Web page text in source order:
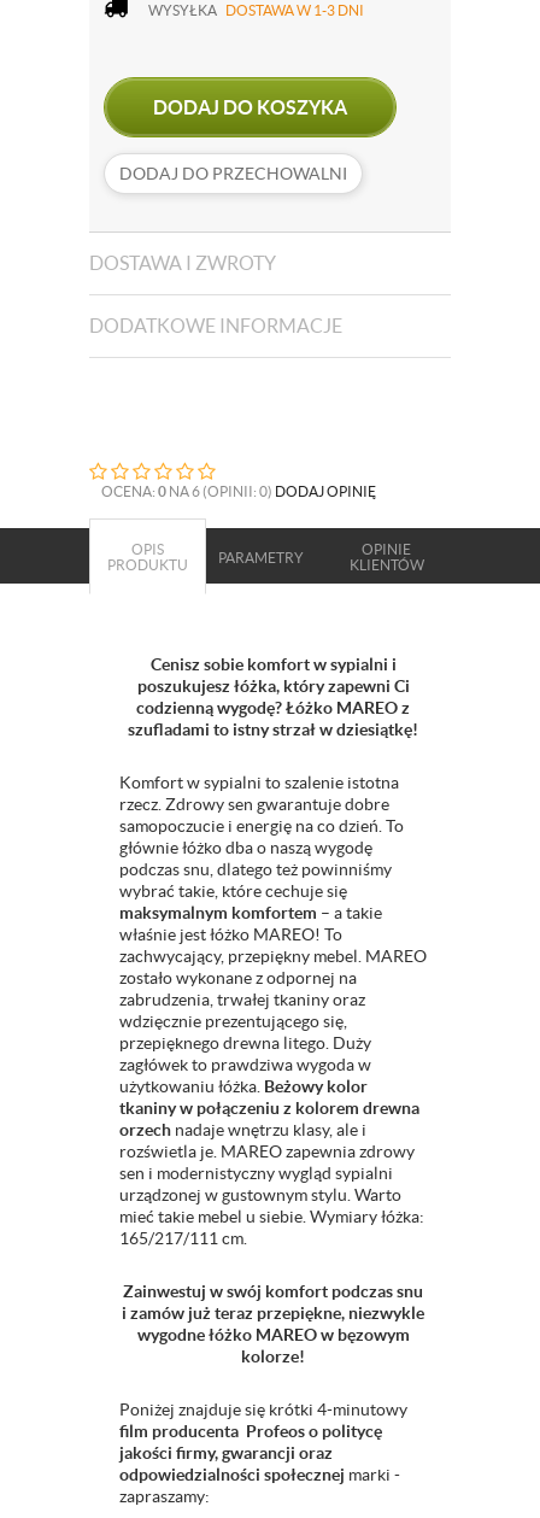
WYSYŁKA DOSTAWA W 1-3 DNI
DODAJ DO KOSZYKA
DODAJ DO PRZECHOWALNI
DOSTAWA I ZWROTY
DODATKOWE INFORMACJE
OCENA: 0 NA 6 (OPINII: 0) DODAJ OPINIĘ
OPIS
PRODUKTU
PARAMETRY
OPINIE
KLIENTÓW
Cenisz sobie komfort w sypialni i
poszukujesz łóżka, który zapewni Ci
codzienną wygodę? Łóżko MAREO z
szufladami to istny strzał w dziesiątkę!
Komfort w sypialni to szalenie istotna
rzecz. Zdrowy sen gwarantuje dobre
samopoczucie i energię na co dzień. To
głównie łóżko dba o naszą wygodę
podczas snu, dlatego też powinniśmy
wybrać takie, które cechuje się
maksymalnym komfortem – a takie
właśnie jest łóżko MAREO! To
zachwycający, przepiękny mebel. MAREO
zostało wykonane z odpornej na
zabrudzenia, trwałej tkaniny oraz
wdzięcznie prezentującego się,
przepięknego drewna litego. Duży
zagłówek to prawdziwa wygoda w
użytkowaniu łóżka. Beżowy kolor
tkaniny w połączeniu z kolorem drewna
orzech nadaje wnętrzu klasy, ale i
rozświetla je. MAREO zapewnia zdrowy
sen i modernistyczny wygląd sypialni
urządzonej w gustownym stylu. Warto
mieć takie mebel u siebie. Wymiary łóżka:
165/217/111 cm.
Zainwestuj w swój komfort podczas snu
i zamów już teraz przepiękne, niezwykle
wygodne łóżko MAREO w bęzowym
kolorze!
Poniżej znajduje się krótki 4-minutowy
film producenta Profeos o politycę
jakości firmy, gwarancji oraz
odpowiedzialności społecznej marki -
zapraszamy: